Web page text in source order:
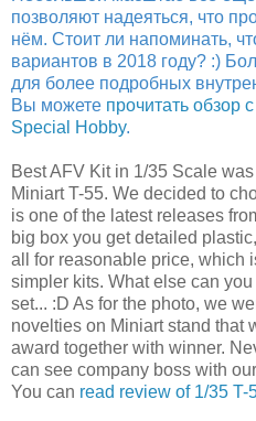
позволяют надеяться, что
нём. Стоит ли напоминать,
вариантов в 2018 году? :)
для более подробных
Вы можете прочитать обзор
Special Hobby.
Best AFV Kit in 1/35 Scale
Miniart T-55. We decided to
is one of the latest releases
big box you get detailed
all for reasonable price, which
simpler kits. What else can
set... :D As for the photo, we
novelties on Miniart stand that
award together with winner.
can see company boss with
You can read review of 1/35 T-